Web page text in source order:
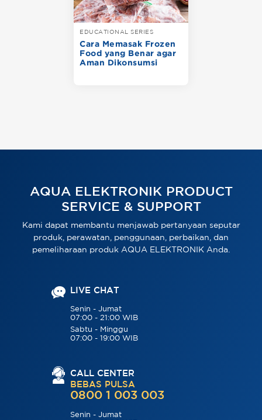
EDUCATIONAL SERIES
Cara Memasak Frozen
Food yang Benar agar
Aman Dikonsumsi
AQUA ELEKTRONIK PRODUCT
SERVICE & SUPPORT
Kami dapat membantu menjawab pertanyaan seputar
produk, perawatan, penggunaan, perbaikan, dan
pemeliharaan produk AQUA ELEKTRONIK Anda.
LIVE CHAT
Senin - Jumat
07:00 - 21:00 WIB
Sabtu - Minggu
07:00 - 19:00 WIB
CALL CENTER
BEBAS PULSA
0800 1 003 003
Senin - Jumat